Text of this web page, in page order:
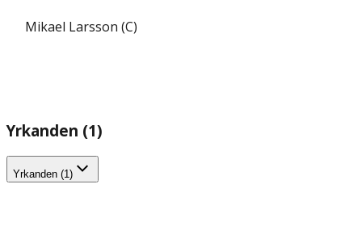
Mikael Larsson (C)
Yrkanden (1)
Yrkanden (1)